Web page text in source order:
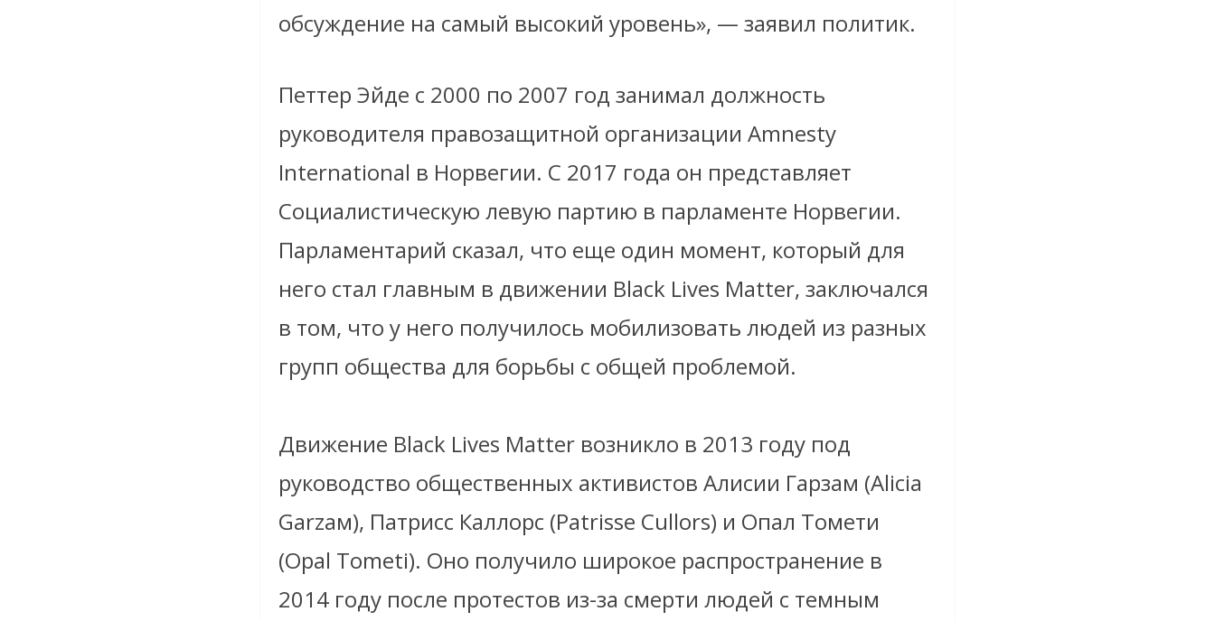
обсуждение на самый высокий уровень», — заявил политик.
Петтер Эйде с 2000 по 2007 год занимал должность
руководителя правозащитной организации Amnesty
International в Норвегии. С 2017 года он представляет
Социалистическую левую партию в парламенте Норвегии.
Парламентарий сказал, что еще один момент, который для
него стал главным в движении Black Lives Matter, заключался
в том, что у него получилось мобилизовать людей из разных
групп общества для борьбы с общей проблемой.
Движение Black Lives Matter возникло в 2013 году под
руководство общественных активистов Алисии Гарзам (Alicia
Garzaм), Патрисс Каллорс (Patrisse Cullors) и Опал Томети
(Opal Tometi). Оно получило широкое распространение в
2014 году после протестов из-за смерти людей с темным